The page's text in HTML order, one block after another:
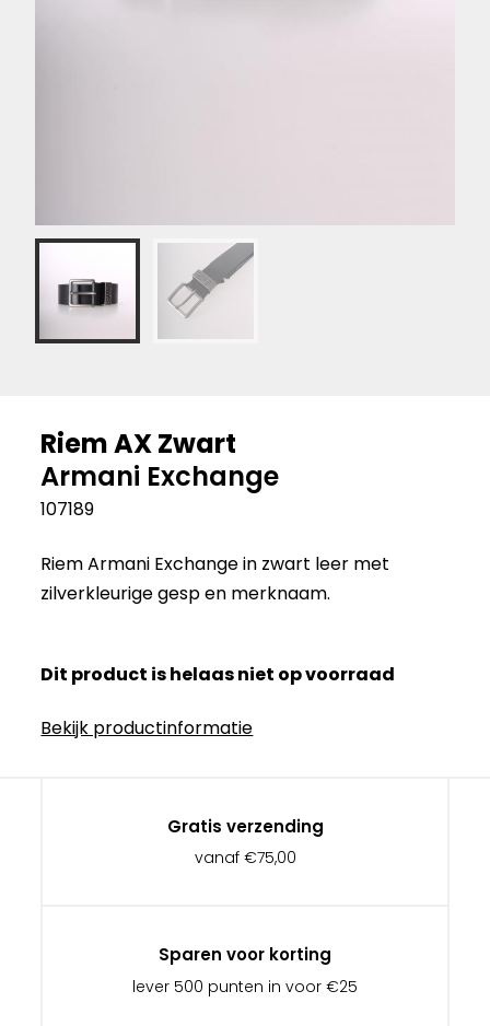
Riem AX Zwart
Armani Exchange
107189
Riem Armani Exchange in zwart leer met
zilverkleurige gesp en merknaam.
Dit product is helaas niet op voorraad
Bekijk productinformatie
Gratis verzending
vanaf €75,00
Sparen voor korting
lever 500 punten in voor €25